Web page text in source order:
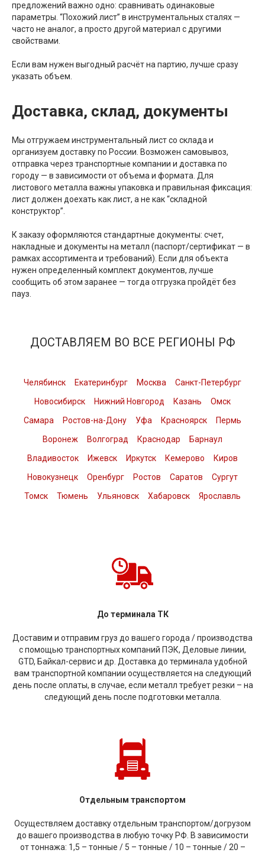
предложений важно одно: сравнивать одинаковые
параметры. “Похожий лист” в инструментальных сталях —
часто не аналог, а просто другой материал с другими
свойствами.
Если вам нужен выгодный расчёт на партию, лучше сразу
указать объем.
Доставка, склад, документы
Мы отгружаем инструментальный лист со склада и
организуем доставку по России. Возможен самовывоз,
отправка через транспортные компании и доставка по
городу — в зависимости от объема и формата. Для
листового металла важны упаковка и правильная фиксация:
лист должен доехать как лист, а не как “складной
конструктор”.
К заказу оформляются стандартные документы: счет,
накладные и документы на металл (паспорт/сертификат — в
рамках ассортимента и требований). Если для объекта
нужен определенный комплект документов, лучше
сообщить об этом заранее — тогда отгрузка пройдёт без
пауз.
ДОСТАВЛЯЕМ ВО ВСЕ РЕГИОНЫ РФ
Челябинск Екатеринбург Москва
Санкт-Петербург
Новосибирск
Нижний Новгород Казань
Омск
Самара
Ростов-на-Дону Уфа Красноярск
Пермь
Воронеж
Волгоград Краснодар
Барнаул
Владивосток
Ижевск Иркутск Кемерово
Киров
Новокузнецк
Оренбург Ростов Саратов
Сургут
Томск
Тюмень Ульяновск Хабаровск Ярославль
До терминала ТК
Доставим и отправим груз до вашего города / производства
с помощью транспортных компаний ПЭК, Деловые линии,
GTD, Байкал-сервис и др. Доставка до терминала удобной
вам транспортной компании осуществляется на следующий
день после оплаты, в случае, если металл требует резки – на
следующий день после подготовки металла.
Отдельным транспортом
Осуществляем доставку отдельным транспортом/догрузом
до вашего производства в любую точку РФ. В зависимости
от тоннажа: 1,5 – тонные / 5 – тонные / 10 – тонные / 20 –